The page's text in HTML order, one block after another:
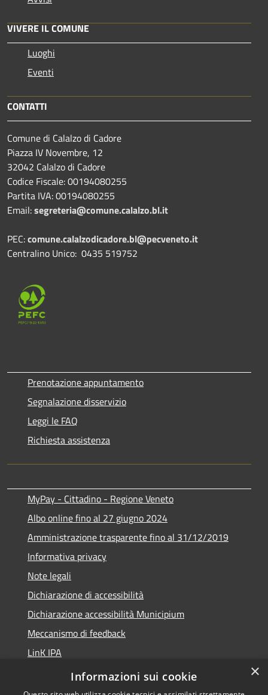
VIVERE IL COMUNE
Luoghi
Eventi
CONTATTI
Comune di Calalzo di Cadore
Piazza IV Novembre, 12
32042 Calalzo di Cadore
Codice Fiscale: 00194080255
Partita IVA: 00194080255
Email:segreteria@comune.calalzo.bl.it
PEC:comune.calalzodicadore.bl@pecveneto.it
Centralino Unico: 0435 519752
Prenotazione appuntamento
Segnalazione disservizio
Leggi le FAQ
Richiesta assistenza
MyPay - Cittadino - Regione Veneto
Albo online fino al 27 giugno 2024
Amministrazione trasparente fino al 31/12/2019
Informativa privacy
Note legali
Dichiarazione di accessibilità
Dichiarazione accessibilità Municipium
Meccanismo di feedback
LinK IPA
Social media policy
×
Informazioni sui cookie